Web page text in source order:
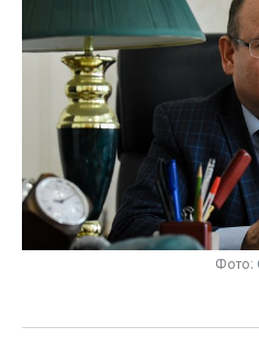
КОМУ ПРИНАДЛЕЖАТ
ТОРГОВЫЕ ЦЕНТРЫ
ТАТАРСТАНА
ИНВЕСТИЦИИ
МАШИНОСТРОЕНИЕ
НЕФТЕХИМИЯ
НЕФТЬ
ОПК
ЭНЕРГЕТИКА
НОВОСТИ АВТО
НОВОСТИ БИЗНЕСА
РОЗНИЧНАЯ ТОРГОВЛЯ
ТРАНСПОРТ
УСЛУГИ
ТЕХНОЛОГИИ
НОВОСТИ ТЕХНОЛОГИЙ
МЕДИА
ТЕЛЕКОММУНИКАЦИИ
МЕРОПРИЯТИЯ
НОВОСТИ МЕРОПРИЯТИЙ
ВЫЕЗДНАЯ РЕДАКЦИЯ
СПОРТ
НОВОСТИ СПОРТА
ОБЩЕСТВО
Фото: